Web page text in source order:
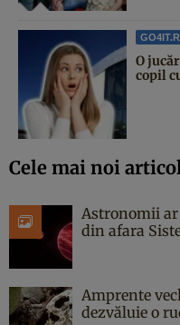
O
copil
Cele mai noi
Astronomii
din afara
Amprente
dezvăluie o